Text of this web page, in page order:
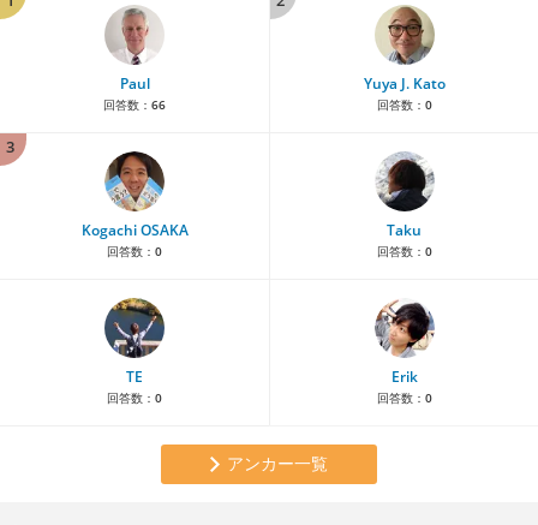
Paul
回答数： 66
Yuya J. Kato
回答数： 0
3
Kogachi OSAKA
回答数： 0
Taku
回答数： 0
TE
回答数： 0
Erik
回答数： 0
アンカー一覧